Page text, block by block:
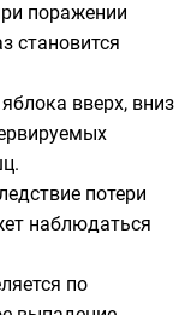
поражении
становится
вверх, вниз
потери
наблюдаться
по